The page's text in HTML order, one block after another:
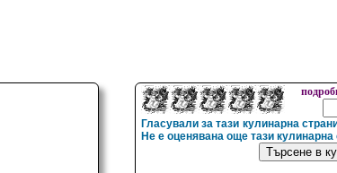
Гласували за тази кулинарна
Не е оценявана още тази кулинарна